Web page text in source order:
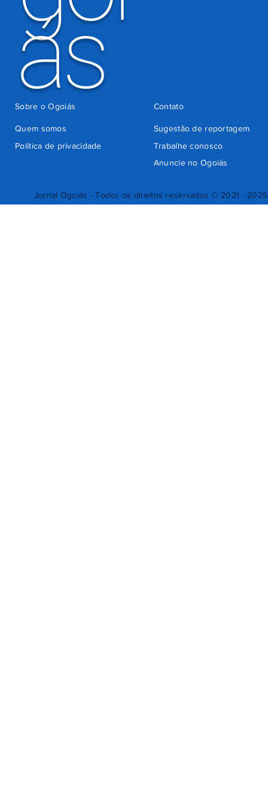
Jornal Ogoiás - Todos os direitos reservados © 2021 - 2025
ás
Quem somos
Sugestão de reportagem
Trabalhe conosco
Política de privacidade
Anuncie no Ogoiás
Contato
Sobre o Ogoiás